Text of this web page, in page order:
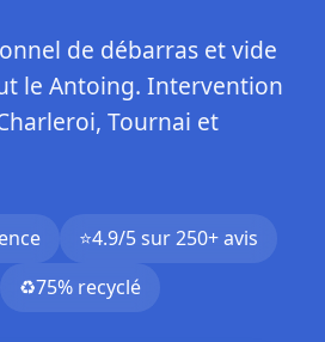
de débarras et vide
le Antoing. Intervention
Tournai et
⭐4.9/5 sur 250+ avis
♻️75% recyclé